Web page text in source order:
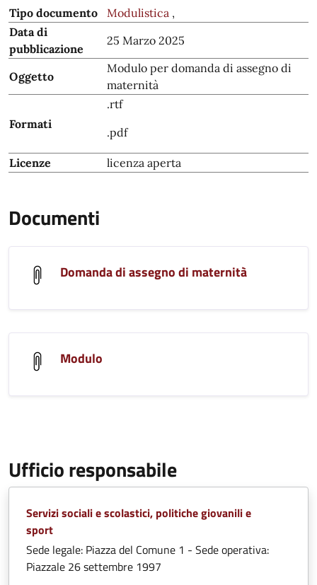
Tipo documento Modulistica ,
Data di
pubblicazione
25 Marzo 2025
Oggetto
Modulo per domanda di assegno di
maternità
Formati
.rtf
.pdf
Licenze licenza aperta
Documenti
Domanda di assegno di maternità
Modulo
Ufficio responsabile
Servizi sociali e scolastici, politiche giovanili e
sport
Sede legale: Piazza del Comune 1 - Sede operativa:
Piazzale 26 settembre 1997